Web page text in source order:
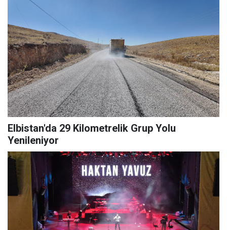
Elbistan'da 29 Kilometrelik Grup Yolu
Yenileniyor